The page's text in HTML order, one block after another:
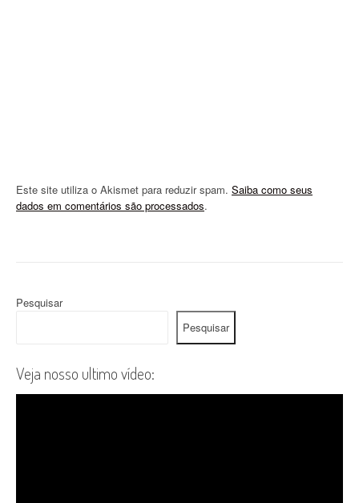
Este site utiliza o Akismet para reduzir spam. Saiba como seus
dados em comentários são processados.
Pesquisar
Pesquisar
Veja nosso ultimo vídeo: